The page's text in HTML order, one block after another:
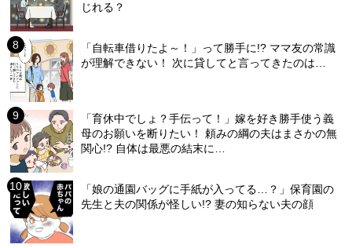
じれる？
「自転車借りたよ～！」って勝手に!? ママ友の常識
が理解できない！ 次に貸してと言ってきたのは…
「育休中でしょ？手伝って！」嫁を好き勝手使う義
母のお願いを断りたい！ 頼みの綱の夫はまさかの無
関心!? 自体は最悪の結末に…
「娘の通園バッグに手紙が入ってる…？」保育園の
先生と夫の関係が怪しい!? 妻の知らない夫の顔